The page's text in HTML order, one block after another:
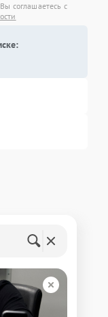
соглашаетесь с